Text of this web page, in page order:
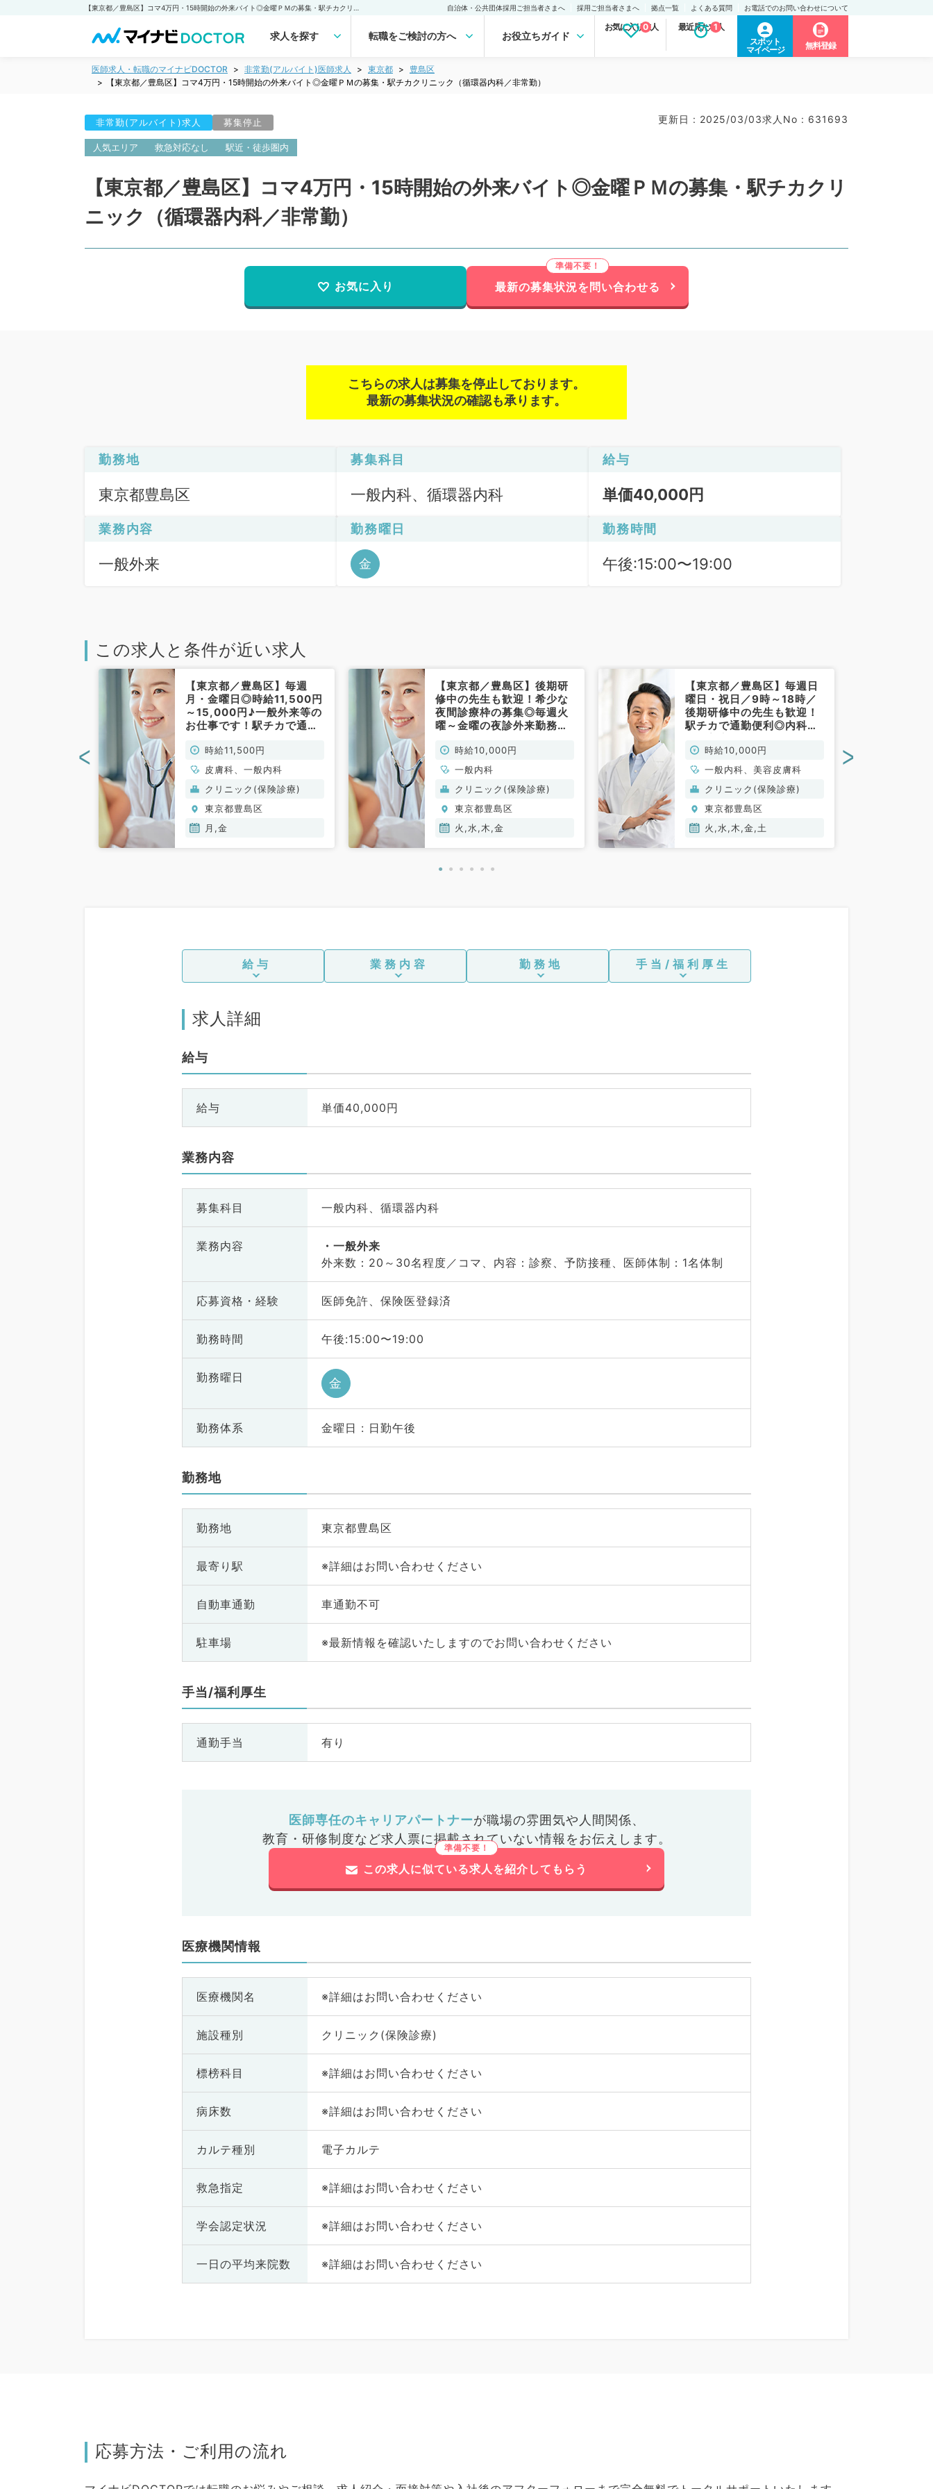
自治体・公共団体採用ご担当者さまへ 採用ご担当者さまへ 拠点一覧 よくある質問 お電話でのお問い合わせについて
求人を探す 転職をご検討の方へ お役立ちガイド
お気に入り求人
0 最近見た求人
1
スポット
マイページ
無料登録
医師求人・転職のマイナビDOCTOR 非常勤(アルバイト)医師求人 東京都
豊島区
【東京都／豊島区】コマ4万円・15時開始の外来バイト◎金曜ＰＭの募集・駅チカクリニック（循環器内科／非常勤）
非常勤(アルバイト)求人 募集停止 更新日 : 2025/03/03求人No : 631693
人気エリア 救急対応なし 駅近・徒歩圏内
【東京都／豊島区】コマ4万円・15時開始の外来バイト◎金曜ＰＭの募集・駅チカクリ
ニック（循環器内科／非常勤）
お気に入り 最新の募集状況を問い合わせる
こちらの求人は募集を停止しております。
最新の募集状況の確認も承ります。
勤務地
東京都豊島区
募集科目
一般内科、循環器内科
給与
単価40,000円
業務内容
一般外来
勤務曜日
金
勤務時間
午後:15:00〜19:00
この求人と条件が近い求人
【東京都／豊島区】毎週
月・金曜日◎時給11,500円
～15,000円♪一般外来等の
お仕事です！駅チカで通勤
／非常勤）
時給11,500円
皮膚科、一般内科
クリニック(保険診療)
東京都豊島区
月,金
【東京都／豊島区】後期研
修中の先生も歓迎！希少な
夜間診療枠の募集◎毎週火
曜～金曜の夜診外来勤務で
給1万円／ボトックスの美容
施術もありレクチャー可能
です◎（一般内科／非常
勤）
時給10,000円
一般内科
クリニック(保険診療)
東京都豊島区
火,水,木,金
【東京都／豊島区】毎週日
曜日・祝日／9時～18時／
後期研修中の先生も歓迎！
駅チカで通勤便利◎内科外
時給1万円（一般内科／非常
勤）
時給10,000円
一般内科、美容皮膚科
クリニック(保険診療)
東京都豊島区
火,水,木,金,土
< >
給与 業務内容 勤務地 手当/福利厚生
求人詳細
給与
給与 単価40,000円
業務内容
募集科目 一般内科、循環器内科
業務内容
一般外来
外来数：20～30名程度／コマ、内容：診察、予防接種、医師体制：1名体制
応募資格・ 経験 医師免許、保険医登録済
勤務時間 午後:15:00〜19:00
勤務曜日 金
勤務体系 金曜日 : 日勤午後
勤務地
勤務地 東京都豊島区
最寄り駅 ※詳細はお問い合わせください
自動車通勤 車通勤不可
駐車場 ※最新情報を確認いたしますのでお問い合わせください
手当/福利厚生
通勤手当 有り
医師専任のキャリアパートナーが職場の雰囲気や人間関係、
教育・研修制度など求人票に掲載されていない情報をお伝えします。
この求人に似ている求人を紹介してもらう
医療機関情報
医療機関名 ※詳細はお問い合わせください
施設種別 クリニック(保険診療)
標榜科目 ※詳細はお問い合わせください
病床数 ※詳細はお問い合わせください
カルテ種別 電子カルテ
救急指定 ※詳細はお問い合わせください
学会認定状況 ※詳細はお問い合わせください
一日の平均来院数 ※詳細はお問い合わせください
応募方法・ご利用の流れ